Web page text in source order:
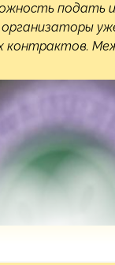
подать
организаторы
контрактов.